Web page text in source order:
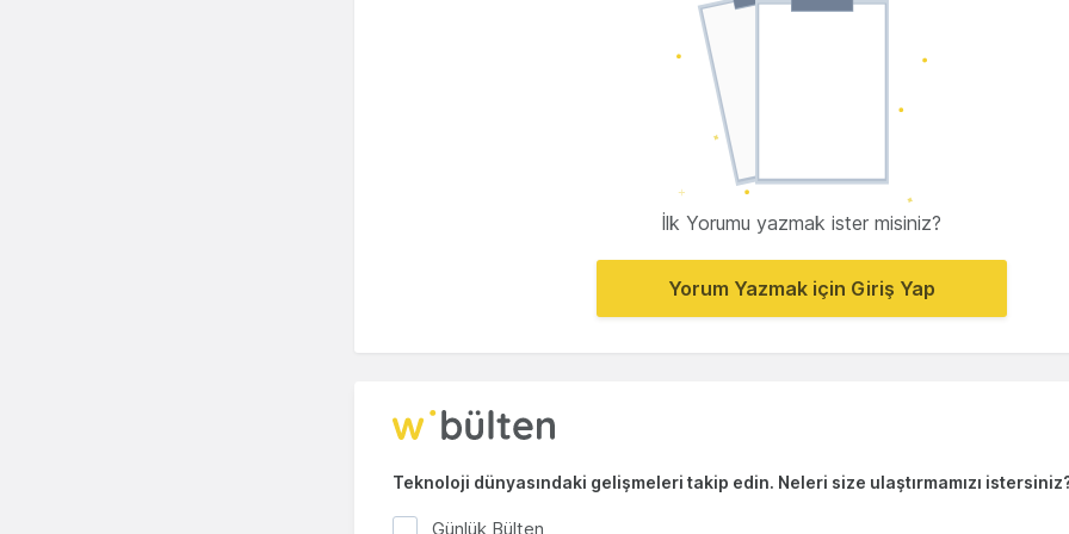
İlk Yorumu yazmak ister misiniz?
Yorum Yazmak için Giriş Yap
Teknoloji dünyasındaki gelişmeleri takip edin. Neleri size ulaştırmamızı
Günlük Bülten